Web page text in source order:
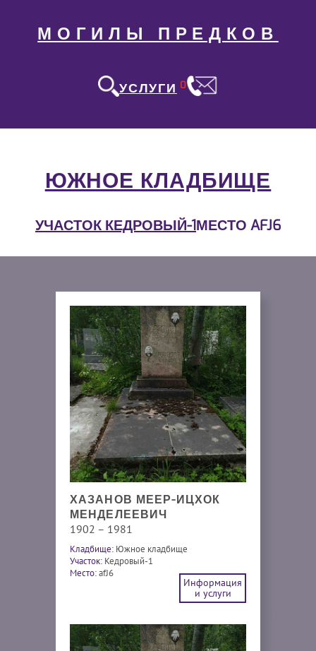
МОГИЛЫ ПРЕДКОВ
УСЛУГИ 0
ЮЖНОЕ КЛАДБИЩЕ
УЧАСТОК КЕДРОВЫЙ-1МЕСТО AFJ6
ХАЗАНОВ МЕЕР-ИЦХОК
МЕНДЕЛЕЕВИЧ
1902 – 1981
Кладбище: Южное кладбище
Участок: Кедровый-1
Место:afJ6
Информация
и услуги